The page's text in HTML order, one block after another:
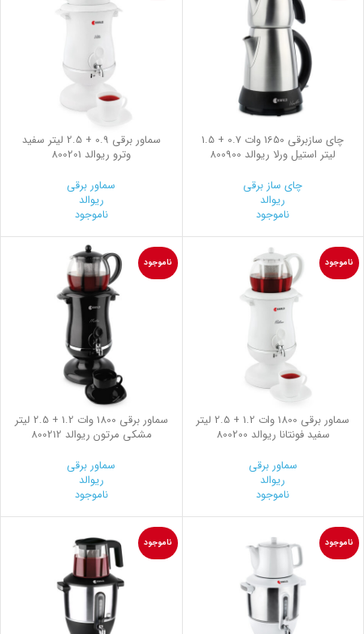
چای سازبرقی 1650 وات 0.7 + 1.5
لیتر استیل ورلا ریوالد 800900
چای ساز برقی
ریوالد
ناموجود
سماور برقی 0.9 + 2.5 لیتر سفید
وترو ریوالد 800201
سماور برقی
ریوالد
ناموجود
ناموجود
سماور برقی 1800 وات 1.2 + 2.5 لیتر
سفید فونتانا ریوالد 800200
سماور برقی
ریوالد
ناموجود
ناموجود
سماور برقی 1800 وات 1.2 + 2.5 لیتر
مشکی مرتون ریوالد 800212
سماور برقی
ریوالد
ناموجود
ناموجود ناموجود